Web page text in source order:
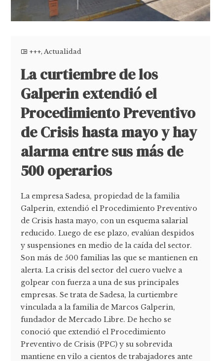
+++,Actualidad
La curtiembre de los
Galperin extendió el
Procedimiento Preventivo
de Crisis hasta mayo y hay
alarma entre sus más de
500 operarios
La empresa Sadesa, propiedad de la familia
Galperin, extendió el Procedimiento Preventivo
de Crisis hasta mayo, con un esquema salarial
reducido. Luego de ese plazo, evalúan despidos
y suspensiones en medio de la caída del sector.
Son más de 500 familias las que se mantienen en
alerta. La crisis del sector del cuero vuelve a
golpear con fuerza a una de sus principales
empresas. Se trata de Sadesa, la curtiembre
vinculada a la familia de Marcos Galperin,
fundador de Mercado Libre. De hecho se
conoció que extendió el Procedimiento
Preventivo de Crisis (PPC) y su sobrevida
mantiene en vilo a cientos de trabajadores ante